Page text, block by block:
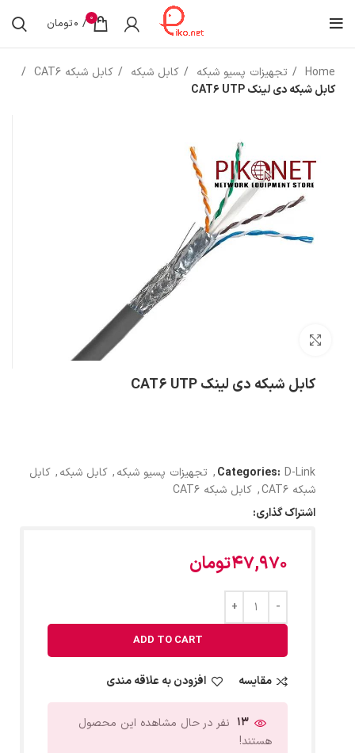
0
/
0تومان
Home تجهیزات پسیو شبکه کابل شبکه
کابل شبکه CAT6
کابل شبکه دی لینک CAT6 UTP
کابل شبکه دی لینک CAT6 UTP
Categories: D-Link
, تجهیزات پسیو شبکه, کابل شبکه, کابل
شبکه CAT6
, کابل شبکه CAT6
اشتراک گذاری:
47,970تومان
ADD TO CART
مقایسه افزودن به علاقه مندی
13 نفر در حال مشاهده این محصول
هستند!